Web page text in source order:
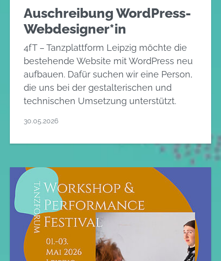
Auschreibung WordPress-
Webdesigner*in
4fT – Tanzplattform Leipzig möchte die
bestehende Website mit WordPress neu
aufbauen. Dafür suchen wir eine Person,
die uns bei der gestalterischen und
technischen Umsetzung unterstützt.
30.05.2026